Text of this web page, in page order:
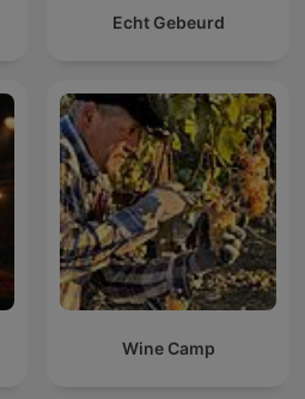
Echt Gebeurd
Wine Camp